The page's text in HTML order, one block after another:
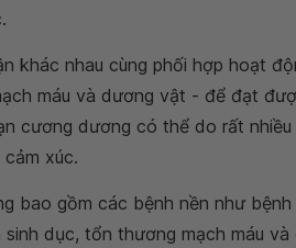
khác nhau cùng phối hợp hoạt
máu và dương vật - để đạt
cương dương có thể do rất nhiều
xúc.
bao gồm các bệnh nền như
dục, tổn thương mạch máu